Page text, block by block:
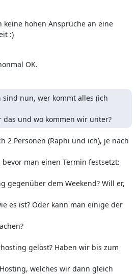
keine hohen Ansprüche an eine
:)
OK.
sind nun, wer kommt alles (ich
das und wo kommen wir unter?
2 Personen (Raphi und ich), je nach
man einen Termin festsetzt:
gegenüber dem Weekend? Will er,
es ist? Oder kann man einige der
gelöst? Haben wir bis zum
welches wir dann gleich